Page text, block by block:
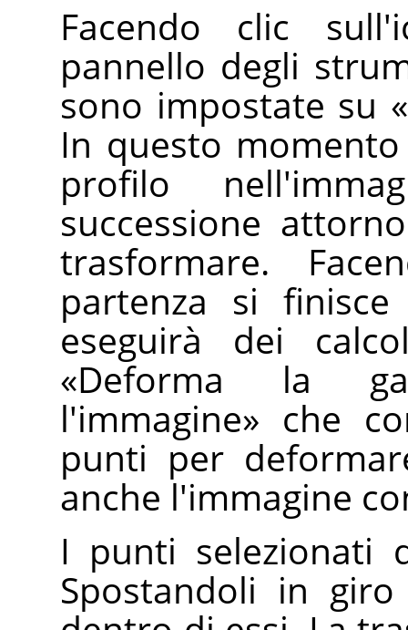
Facendo clic
pannello degli
sono impostate su «
In questo
profilo
successione
trasformare.
partenza si
eseguirà dei
«Deforma la
l'immagine» che
punti per
anche l'immagine
I punti selezionati
Spostandoli in